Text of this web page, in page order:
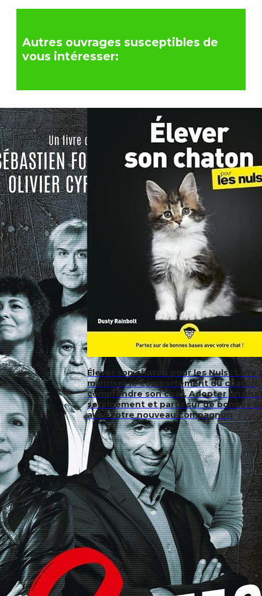
Autres ouvrages susceptibles de
vous intéresser:
Élever son chaton pour les Nuls : Livre
maîtriser le comportement du chaton,
comprendre son chat, Adopter un
sereinement et partir sur de bonnes
avec votre nouveau compagnon